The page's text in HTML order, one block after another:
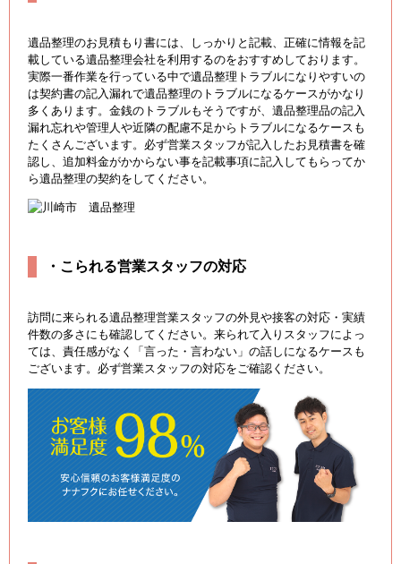
遺品整理のお見積もり書には、しっかりと記載、正確に情報を記
載している遺品整理会社を利用するのをおすすめしております。
実際一番作業を行っている中で遺品整理トラブルになりやすいの
は契約書の記入漏れで遺品整理のトラブルになるケースがかなり
多くあります。金銭のトラブルもそうですが、遺品整理品の記入
漏れ忘れや管理人や近隣の配慮不足からトラブルになるケースも
たくさんございます。必ず営業スタッフが記入したお見積書を確
認し、追加料金がかからない事を記載事項に記入してもらってか
ら遺品整理の契約をしてください。
・こられる営業スタッフの対応
訪問に来られる遺品整理営業スタッフの外見や接客の対応・実績
件数の多さにも確認してください。来られて入りスタッフによっ
ては、責任感がなく「言った・言わない」の話しになるケースも
ございます。必ず営業スタッフの対応をご確認ください。